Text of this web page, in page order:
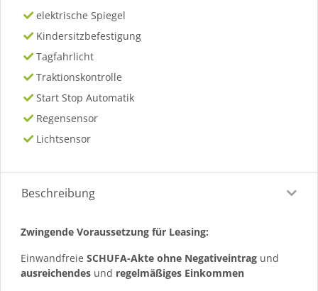
elektrische Spiegel
Kindersitzbefestigung
Tagfahrlicht
Traktionskontrolle
Start Stop Automatik
Regensensor
Lichtsensor
Beschreibung
Zwingende Voraussetzung für Leasing:
Einwandfreie SCHUFA-Akte ohne Negativeintrag und
ausreichendes und regelmäßiges Einkommen